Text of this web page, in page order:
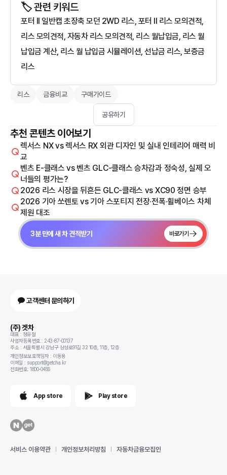
🏷️ 관련 키워드
포터 II 일반캡 초장축 모던 2WD 리스, 포터 II 리스 모의견적,
리스 모의견적, 자동차 리스 모의견적, 리스 월납입금, 리스 월
납입금 계산, 리스 월 납입금 시뮬레이션, 선납금 리스, 보증금
리스
리스 금융비교 구매가이드
공유하기
추천 콘텐츠 이어보기
렉서스 NX vs 렉서스 RX 외관 디자인 및 실내 인테리어 매력 비
교
벤츠 E-클래스 vs 벤츠 GLC-클래스 승차감과 정숙성, 실제 오
너들의 평가는?
2026 리스 시장을 뒤흔든 GLC-클래스 vs XC90 정면 승부
2026 기아 쏘렌토 vs 기아 스포티지 전장·전폭·휠베이스 차체
제원 대조
3분 만에 새 차 견적받기 바로가기
고객센터 문의하기
(주) 겟차
대표 : 정유철
사업자등록번호 : 243-87-00137
주소 : 서울특별시 강남구 삼성로91길 32 10층, 11층, 12층
개인정보보호책임자 : 이동용
이메일 : support@getcha.kr
전화번호: 1800-0456
App store Play store
서비스 이용약관 개인정보처리방침 자동차금융모집인